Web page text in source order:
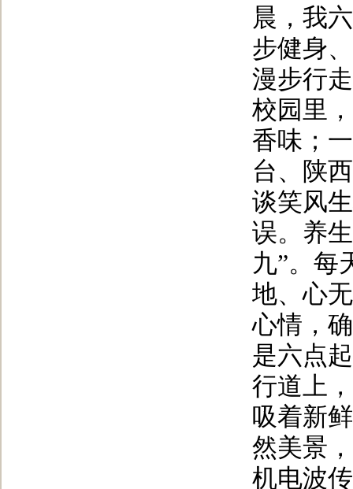
晨，我
步健身
漫步行
校园里
香味；
台、陕
谈笑风
误。养
九”。每
地、心
心情，
是六点
行道上
吸着新
然美景
机电波